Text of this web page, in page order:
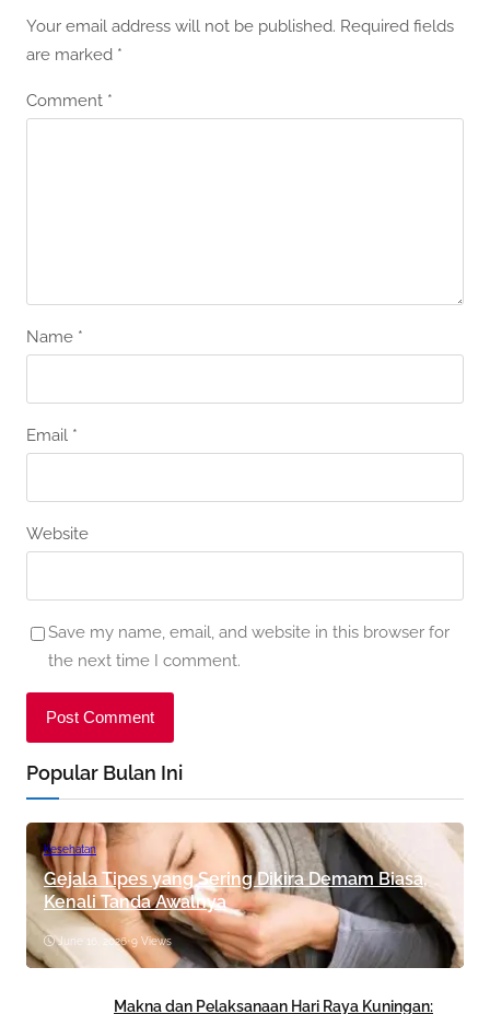
Your email address will not be published. Required fields
are marked *
Comment *
Name *
Email *
Website
Save my name, email, and website in this browser for
the next time I comment.
Popular Bulan Ini
Kesehatan
Gejala Tipes yang Sering Dikira Demam Biasa,
Kenali Tanda Awalnya
June 16, 2026•9 Views
Makna dan Pelaksanaan Hari Raya Kuningan: